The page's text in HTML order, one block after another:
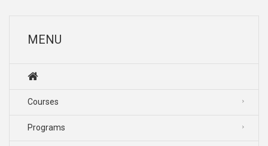
MENU
Courses
Programs